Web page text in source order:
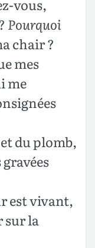
vous,
Pourquoi
chair ?
mes
me
du plomb,
est vivant,
sur la